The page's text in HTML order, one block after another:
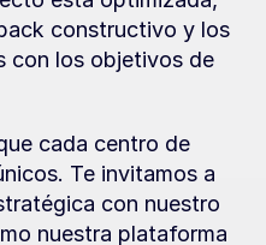
constructivo y los
con los objetivos de
cada centro de
Te invitamos a
con nuestro
nuestra plataforma